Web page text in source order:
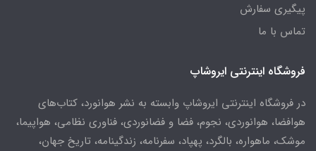
پیگیری سفارش
تماس با ما
فروشگاه اینترنتی ایروشاپ
در فروشگاه اینترنتی ایروشاپ وابسته به نشر هوانورد، کتاب‌های
هوافضا، هوانوردی، نجوم، فضا و فضانوردی، فناوری نظامی، هواپیما،
موشک، ماهواره، بالگرد، پهپاد، سفرنامه، زندگینامه، تاریخ جهان،